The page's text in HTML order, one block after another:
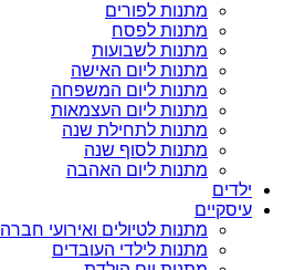
מתנות לפורים
מתנות לפסח
מתנות לשבועות
מתנות ליום האישה
מתנות ליום המשפחה
מתנות ליום העצמאות
מתנות לתחילת שנה
מתנות לסוף שנה
מתנות ליום האהבה
ילדים
עיסקיים
מתנות לטיולים ואירועי חברה
מתנות לילדי העובדים